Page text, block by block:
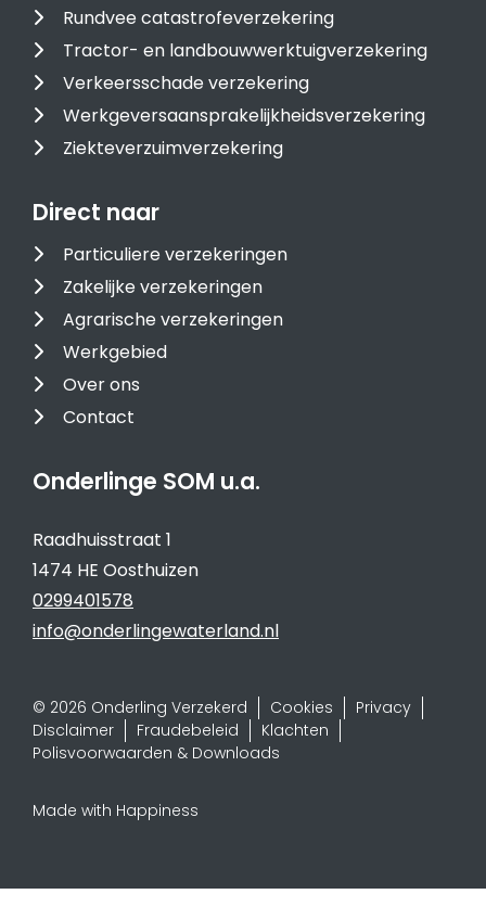
Rundvee catastrofeverzekering
Tractor- en landbouwwerktuigverzekering
Verkeersschade verzekering
Werkgeversaansprakelijkheidsverzekering
Ziekteverzuimverzekering
Direct naar
Particuliere verzekeringen
Zakelijke verzekeringen
Agrarische verzekeringen
Werkgebied
Over ons
Contact
Onderlinge SOM u.a.
Raadhuisstraat 1
1474 HE Oosthuizen
0299401578
info@onderlingewaterland.nl
© 2026 Onderling Verzekerd Cookies
Privacy
Disclaimer
Fraudebeleid
Klachten
Polisvoorwaarden & Downloads
Made with Happiness